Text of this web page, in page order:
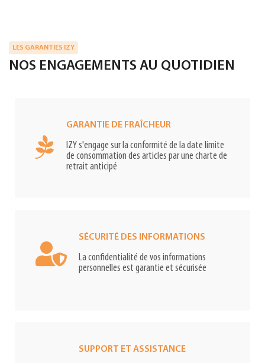
LES GARANTIES IZY
NOS ENGAGEMENTS AU QUOTIDIEN
GARANTIE DE FRAÎCHEUR
IZY s'engage sur la conformité de la date limite
de consommation des articles par une charte de
retrait anticipé
SÉCURITÉ DES INFORMATIONS
La confidentialité de vos informations
personnelles est garantie et sécurisée
SUPPORT ET ASSISTANCE